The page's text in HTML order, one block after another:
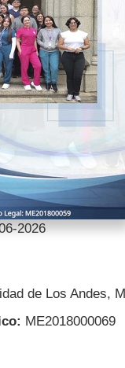
2026
de Los Andes,
ME2018000069